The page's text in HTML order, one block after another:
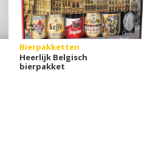
Bierpakketten
Heerlijk Belgisch
bierpakket